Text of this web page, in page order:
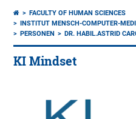
FACULTY OF HUMAN SCIENCES
INSTITUT MENSCH-COMPUTER-
PERSONEN
DR. HABIL.ASTRID
KI Mindset